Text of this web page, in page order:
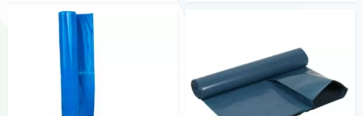
12rullar/kartong